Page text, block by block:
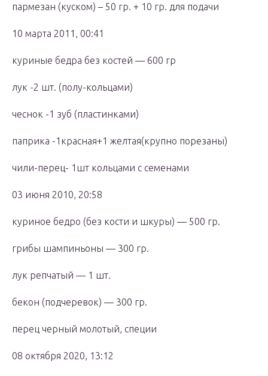
пармезан (куском) – 50 гр. + 10 гр. для подачи
10 марта 2011, 00:41
куриные бедра без костей — 600 гр
лук -2 шт. (полу-кольцами)
чеснок -1 зуб (пластинками)
паприка -1красная+1 желтая(крупно порезаны)
чили-перец- 1шт кольцами с семенами
03 июня 2010, 20:58
куриное бедро (без кости и шкуры) — 500 гр.
грибы шампиньоны — 300 гр.
лук репчатый — 1 шт.
бекон (подчеревок) — 300 гр.
перец черный молотый, специи
08 октября 2020, 13:12